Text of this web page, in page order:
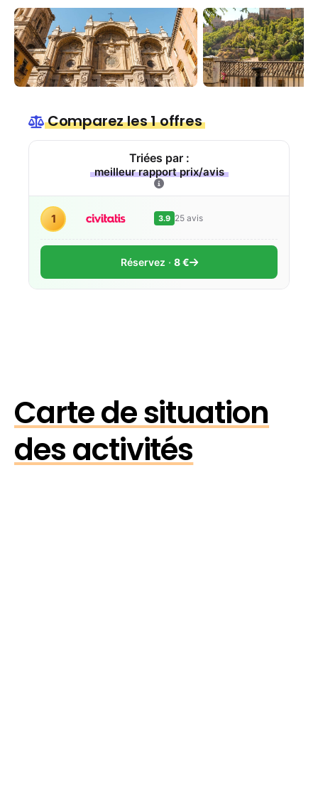
Comparez les 1 offres
Triées par :
meilleur rapport prix/avis
1 3.9 25 avis
Réservez 8 €
Carte de situation
des activités